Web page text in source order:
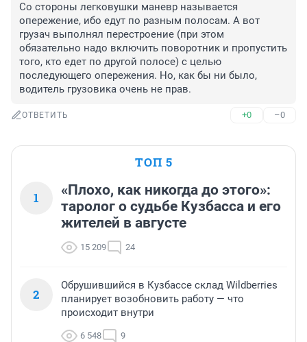
Со стороны легковушки маневр называется
опережение, ибо едут по разным полосам. А вот
грузач выполнял перестроение (при этом
обязательно надо включить поворотник и пропустить
того, кто едет по другой полосе) с целью
последующего опережения. Но, как бы ни было,
водитель грузовика очень не прав.
ОТВЕТИТЬ +0 –0
ТОП 5
1
«Плохо, как никогда до этого»:
таролог о судьбе Кузбасса и его
жителей в августе
15 209 24
2
Обрушившийся в Кузбассе склад Wildberries
планирует возобновить работу — что
происходит внутри
6 548 9